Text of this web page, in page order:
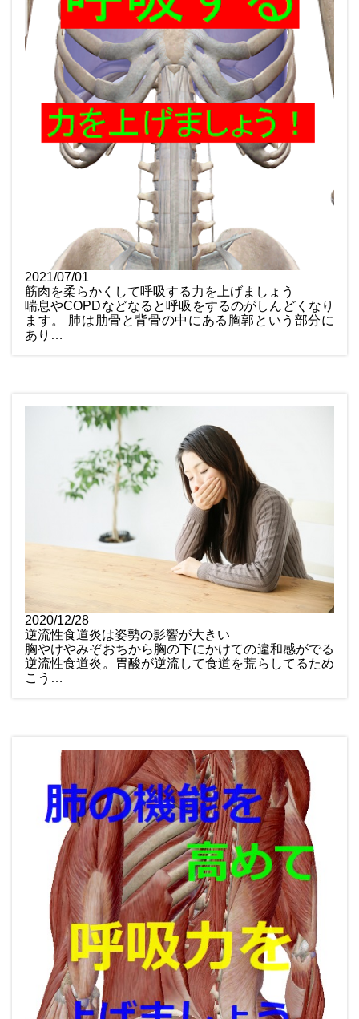
2021/07/01
筋肉を柔らかくして呼吸する力を上げましょう
喘息やCOPDなどなると呼吸をするのがしんどくなり
ます。 肺は肋骨と背骨の中にある胸郭という部分に
あり…
2020/12/28
逆流性食道炎は姿勢の影響が大きい
胸やけやみぞおちから胸の下にかけての違和感がでる
逆流性食道炎。胃酸が逆流して食道を荒らしてるため
こう…